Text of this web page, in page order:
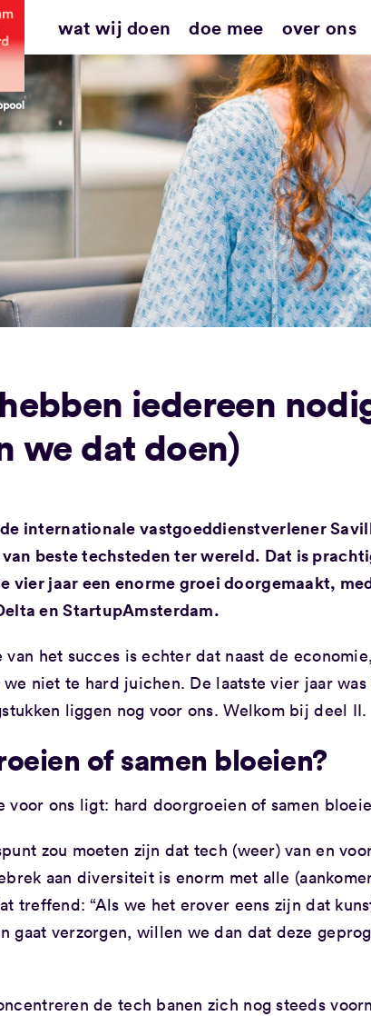
wat wij doen doe mee over ons
iedereen
we dat doen)
internationale vastgoeddienstverlener
beste techsteden ter wereld. Dat is
vier jaar een enorme groei doorgemaakt,
en StartupAmsterdam.
van het succes is echter dat naast de
we niet te hard juichen. De laatste vier jaar
liggen nog voor ons. Welkom bij deel II.
of samen bloeien?
voor ons ligt: hard doorgroeien of samen
zou moeten zijn dat tech (weer) van en
aan diversiteit is enorm met alle
treffend: “Als we het erover eens zijn dat
gaat verzorgen, willen we dan dat deze
de tech banen zich nog steeds